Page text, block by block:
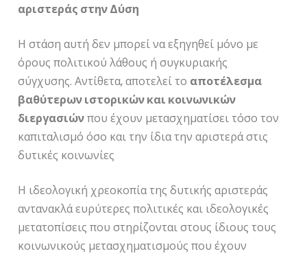
αριστεράς στην Δύση
Η στάση αυτή δεν μπορεί να εξηγηθεί μόνο με
όρους πολιτικού λάθους ή συγκυριακής
σύγχυσης. Αντίθετα, αποτελεί το αποτέλεσμα
βαθύτερων ιστορικών και κοινωνικών
διεργασιώνπου έχουν μετασχηματίσει τόσο τον
καπιταλισμό όσο και την ίδια την αριστερά στις
δυτικές κοινωνίες
Η ιδεολογική χρεοκοπία της δυτικής αριστεράς
αντανακλά ευρύτερες πολιτικές και ιδεολογικές
μετατοπίσεις που στηρίζονται στους ίδιους τους
κοινωνικούς μετασχηματισμούς που έχουν